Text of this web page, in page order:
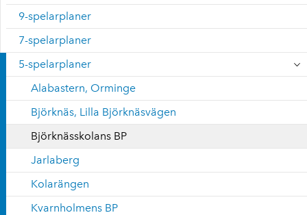
9-spelarplaner
7-spelarplaner
5-spelarplaner
Alabastern, Orminge
Björknäs, Lilla Björknäsvägen
Björknässkolans BP
Jarlaberg
Kolarängen
Kvarnholmens BP